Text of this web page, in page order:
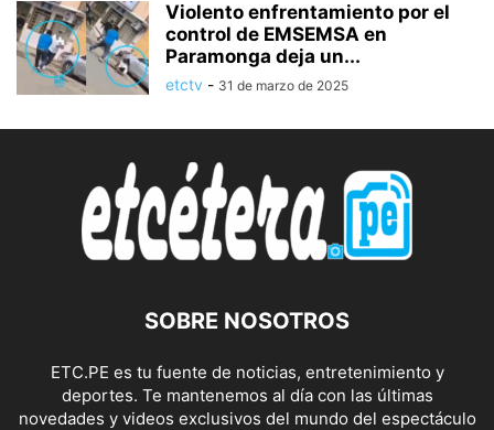
Violento enfrentamiento por el
control de EMSEMSA en
Paramonga deja un...
etctv - 31 de marzo de 2025
SOBRE NOSOTROS
ETC.PE es tu fuente de noticias, entretenimiento y
deportes. Te mantenemos al día con las últimas
novedades y videos exclusivos del mundo del espectáculo